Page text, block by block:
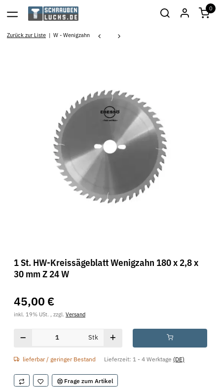
0
Zurück zur Liste W - Wenigzahn
1 St. HW-Kreissägeblatt Wenigzahn 180 x 2,8 x
30 mm Z 24 W
45,00 €
inkl. 19% USt. , zzgl. Versand
Stk
lieferbar / geringer Bestand Lieferzeit: 1 - 4 Werktage (DE)
Frage zum Artikel